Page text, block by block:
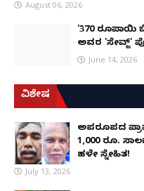
August 06, 2026
'370 ರೂಪಾಯಿ
ಅವರ 'ಸೇವ್ಜ್'
June 14, 2026
ವಿಶೇಷ
ಅಪರೂಪದ
1,000 ರೂ.
ಹಳೇ ಸ್ನೇಹಿತ!
July 13, 2026